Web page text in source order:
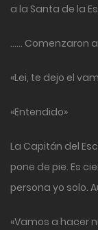
a la Santa de la
…… Comenzaron
«Lei, te dejo el
«Entendido»
La Capitán del
pone de pie. Es
persona yo solo.
«Vamos a hacer